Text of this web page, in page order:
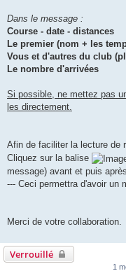
Dans le message :
Course - date - distances
Le premier (nom + les
Vous et d'autres du club
Le nombre d'arrivées
Si possible, ne mettez pas
les directement.
Afin de faciliter la lecture de
Cliquez sur la balise
message) avant et puis
--- Ceci permettra d'avoir un
Merci de votre collaboration.
Verrouillé
1